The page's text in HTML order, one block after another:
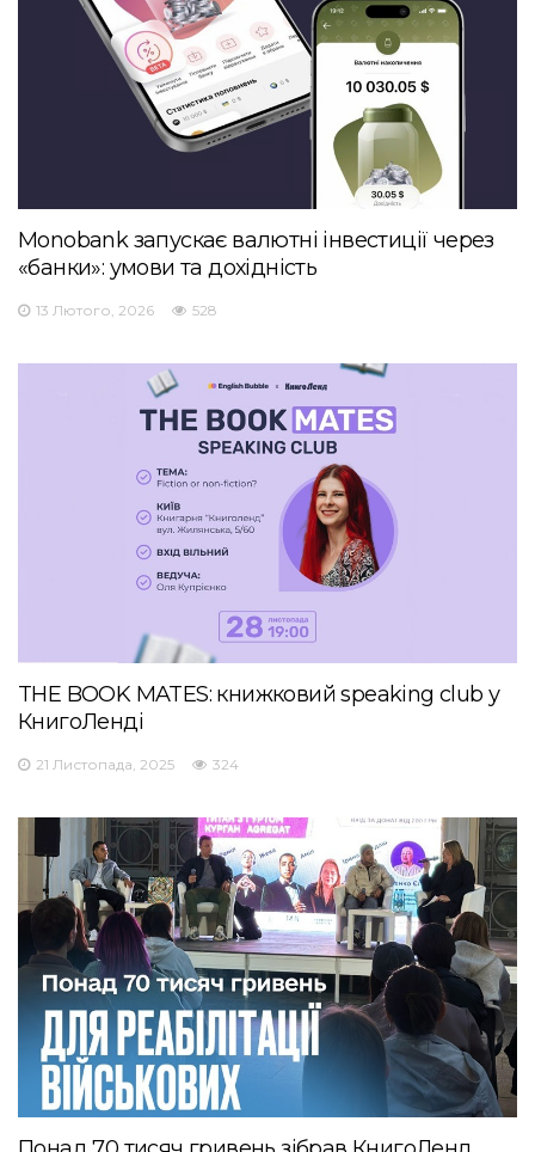
Monobank запускає валютні інвестиції через
«банки»: умови та дохідність
13 Лютого, 2026 528
THE BOOK MATES: книжковий speaking club у
КнигоЛенді
21 Листопада, 2025 324